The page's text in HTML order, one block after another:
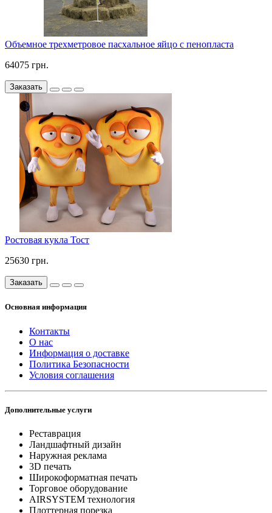
Объемное трехметровое пасхальное яйцо c пенопласта
64075 грн.
Заказать
Ростовая кукла Тост
25630 грн.
Заказать
Основная информация
Контакты
О нас
Информация о доставке
Политика Безопасности
Условия соглашения
Дополнительные услуги
Реставрация
Ландшафтный дизайн
Наружная реклама
3D печать
Широкоформатная печать
Торговое оборудование
AIRSYSTEM технология
Плоттерная порезка